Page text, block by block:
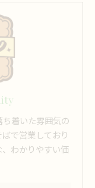
着いた雰囲気の
で営業しており
わかりやすい価